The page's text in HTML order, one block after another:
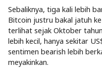
Sebaliknya, tiga kali lebih
Bitcoin justru bakal jatuh
terlihat sejak Oktober
lebih kecil, hanya sekitar
sentimen bearish lebih
meyakinkan.